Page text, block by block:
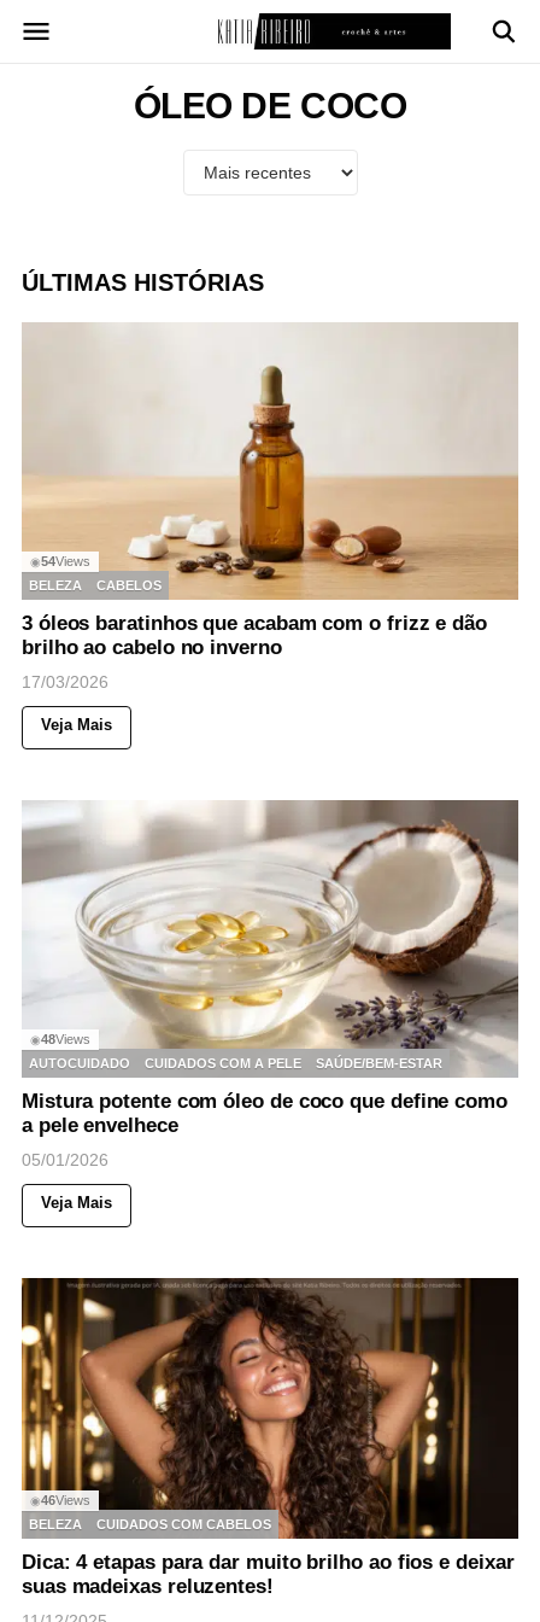
para
ÓLEO DE COCO
ÚLTIMAS HISTÓRIAS
◉54Views
BELEZA
CABELOS
3 óleos baratinhos que acabam com o frizz e dão
brilho ao cabelo no inverno
17/03/2026
Veja Mais
◉48Views
AUTOCUIDADO
CUIDADOS COM A PELE SAÚDE/BEM-ESTAR
Mistura potente com óleo de coco que define como
a pele envelhece
05/01/2026
Veja Mais
◉46Views
BELEZA
CUIDADOS COM CABELOS
Dica: 4 etapas para dar muito brilho ao fios e deixar
suas madeixas reluzentes!